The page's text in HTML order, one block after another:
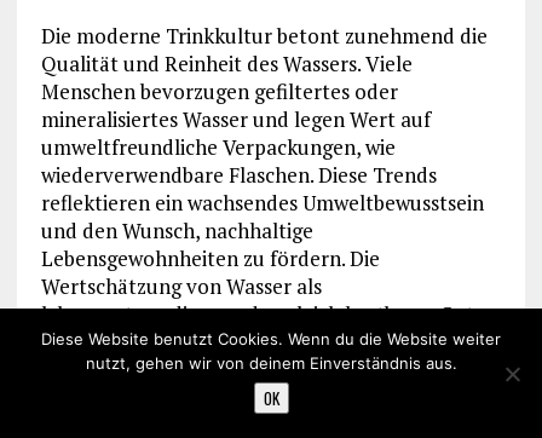
Die moderne Trinkkultur betont zunehmend die
Qualität und Reinheit des Wassers. Viele
Menschen bevorzugen gefiltertes oder
mineralisiertes Wasser und legen Wert auf
umweltfreundliche Verpackungen, wie
wiederverwendbare Flaschen. Diese Trends
reflektieren ein wachsendes Umweltbewusstsein
und den Wunsch, nachhaltige
Lebensgewohnheiten zu fördern. Die
Wertschätzung von Wasser als
lebensnotwendiges und zugleich kostbares Gut
unterstreicht seine fundamentale Rolle in der
Trinkkultur und in unserem täglichen Leben.
Diese Website benutzt Cookies. Wenn du die Website weiter
nutzt, gehen wir von deinem Einverständnis aus.
OK